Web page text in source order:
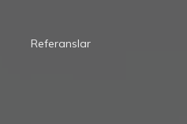
Referanslar